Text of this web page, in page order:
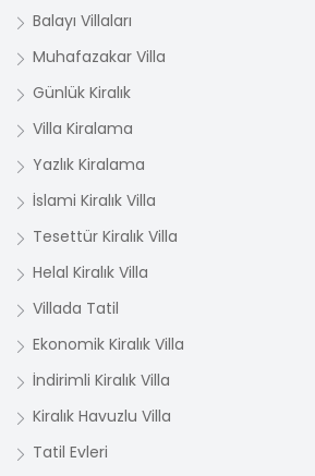
Balayı Villaları
Muhafazakar Villa
Günlük Kiralık
Villa Kiralama
Yazlık Kiralama
İslami Kiralık Villa
Tesettür Kiralık Villa
Helal Kiralık Villa
Villada Tatil
Ekonomik Kiralık Villa
İndirimli Kiralık Villa
Kiralık Havuzlu Villa
Tatil Evleri